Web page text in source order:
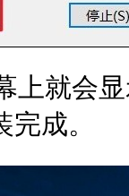
上就会
成。